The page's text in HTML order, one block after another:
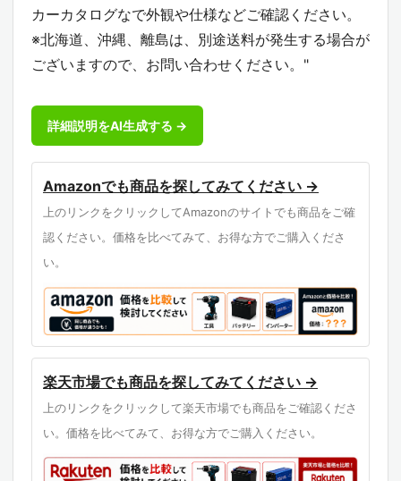
カーカタログなで外観や仕様などご確認ください。
※北海道、沖縄、離島は、別途送料が発生する場合が
ございますので、お問い合わせください。"
詳細説明をAI生成する →
Amazonでも商品を探してみてください →
上のリンクをクリックしてAmazonのサイトでも商品をご確
認ください。価格を比べてみて、お得な方でご購入くださ
い。
楽天市場でも商品を探してみてください →
上のリンクをクリックして楽天市場でも商品をご確認くださ
い。価格を比べてみて、お得な方でご購入ください。